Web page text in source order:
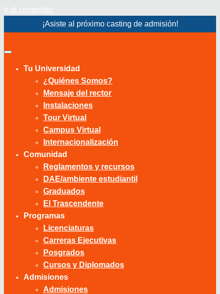
Ir al contenido
¡Asiste al próximo casting de admisión!
Tu Universidad
¿Quiénes Somos?
Mensaje del rector
Instalaciones
Tour Virtual
Campus Virtual
Internacionalización
Comunidad
Reglamentos y recursos
DAE/ambiente estudiantil
Graduados
El Trascendente
Programas
Licenciaturas
Carreras Ejecutivas
Posgrados
Cursos y Diplomados
Admisiones
Admisiones